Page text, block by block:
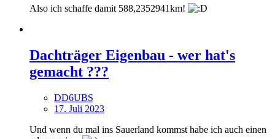
Also ich schaffe damit 588,2352941km!
Dachträger Eigenbau - wer hat's
gemacht ???
DD6UBS
17. Juli 2023
Und wenn du mal ins Sauerland kommst habe ich auch einen